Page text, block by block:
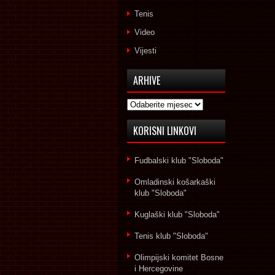
Tenis
Video
Vijesti
ARHIVE
Arhive
KORISNI LINKOVI
Fudbalski klub "Sloboda"
Omladinski košarkaški
klub "Sloboda"
Kuglaški klub "Sloboda"
Tenis klub "Sloboda"
Olimpijski komitet Bosne
i Hercegovine